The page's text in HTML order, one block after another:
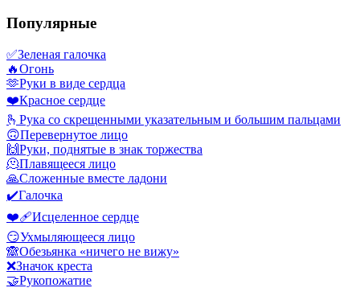
Популярные
✅Зеленая галочка
🔥Огонь
🫶Руки в виде сердца
❤️Красное сердце
🫰 Рука со скрещенными указательным и большим пальцами
🙃Перевернутое лицо
🙌Руки, поднятые в знак торжества
🫠Плавящееся лицо
🙏Сложенные вместе ладони
✔️Галочка
❤️‍🩹Исцеленное сердце
😏Ухмыляющееся лицо
🙈Обезьянка «ничего не вижу»
❌Значок креста
🤝Рукопожатие